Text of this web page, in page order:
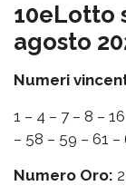
10eLotto
agosto
Numeri
1 – 4 – 7 – 8 –
– 58 – 59 – 61
Numero Oro: